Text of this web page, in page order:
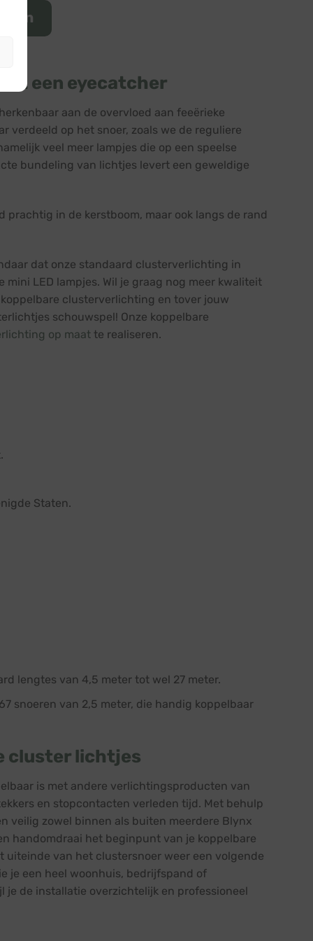
een eyecatcher
aan de overvloed aan feeërieke
verdeeld op het snoer, zoals we de reguliere
veel meer lampjes die op een speelse
bundeling van lichtjes levert een geweldige
in de kerstboom, maar ook langs de rand
dat onze standaard clusterverlichting in
mini LED lampjes. Wil je graag nog meer kwaliteit
clusterverlichting en tover jouw
schouwspel! Onze koppelbare
op maatte realiseren.
Staten.
lengtes van 4,5 meter tot wel 27 meter.
snoeren van 2,5 meter, die handig koppelbaar
cluster lichtjes
is met andere verlichtingsproducten van
en stopcontacten verleden tijd. Met behulp
veilig zowel binnen als buiten meerdere Blynx
handomdraai het beginpunt van je koppelbare
van het clustersnoer weer een volgende
je een heel woonhuis, bedrijfspand of
de installatie overzichtelijk en professioneel